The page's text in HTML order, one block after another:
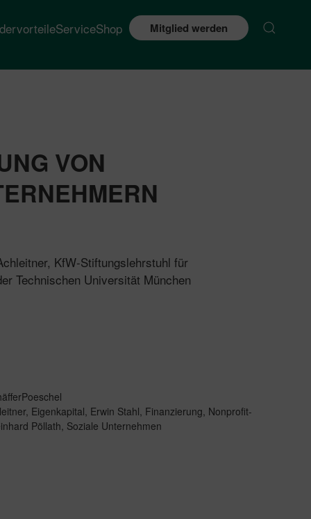
ServiceShop Mitglied werden
VON
KfW-Stiftungslehrstuhl für
Technischen Universität München
, Eigenkapital, Erwin Stahl, Finanzierung, Nonprofit-
Pöllath, Soziale Unternehmen